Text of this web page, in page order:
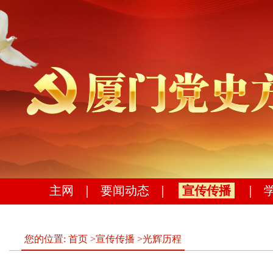
主网 要闻动态 宣传传播
您的位置: 首页 >宣传传播 >光辉历程